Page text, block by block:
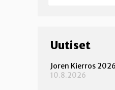
Uutiset
Joren Kierros
10.8.2026